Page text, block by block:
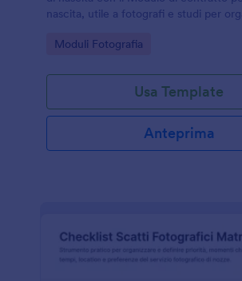
nascita, utile a fotografi e studi per
ordinato con Jotform.
Go to Category:
Moduli Fotografia
Usa Template
Anteprima